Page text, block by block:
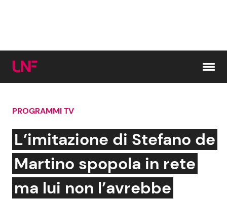
Cerca:
News e Cronaca
Attualità Italiana
Gossip e TV
Bellezze VIP
PROGRAMMI TV
L’imitazione di Stefano de
Martino spopola in rete
ma lui non l’avrebbe